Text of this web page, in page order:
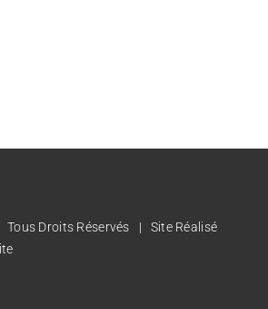
Droits Réservés | Site Réalisé